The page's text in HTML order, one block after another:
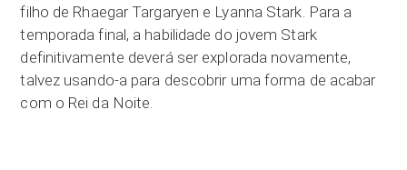
filho de Rhaegar Targaryen e Lyanna Stark. Para a
temporada final, a habilidade do jovem Stark
definitivamente deverá ser explorada novamente,
talvez usando-a para descobrir uma forma de acabar
com o Rei da Noite.